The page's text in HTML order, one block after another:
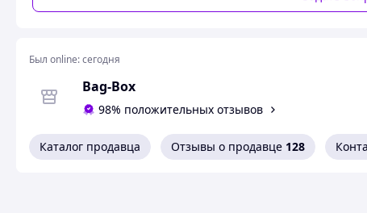
Был online:сегодня
Bag-Box
98% положительных отзывов
Каталог продавца Отзывы о продавце 128